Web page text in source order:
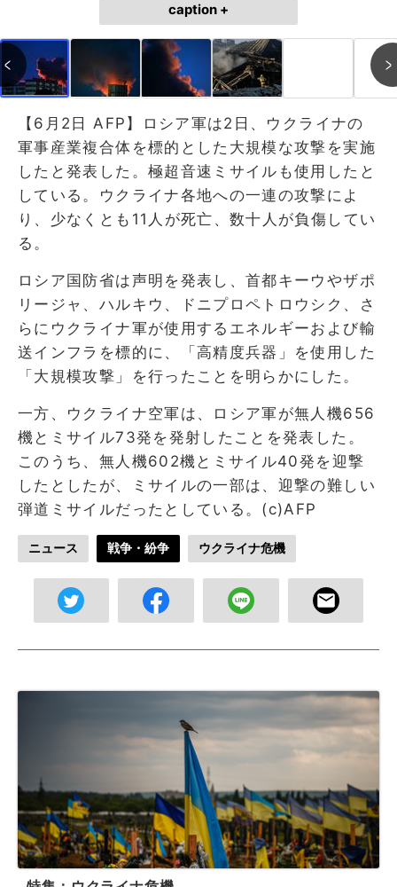
caption +
【6月2日 AFP】ロシア軍は2日、ウクライナの
軍事産業複合体を標的とした大規模な攻撃を実施
したと発表した。極超音速ミサイルも使用したと
している。ウクライナ各地への一連の攻撃によ
り、少なくとも11人が死亡、数十人が負傷してい
る。
ロシア国防省は声明を発表し、首都キーウやザポ
リージャ、ハルキウ、ドニプロペトロウシク、さ
らにウクライナ軍が使用するエネルギーおよび輸
送インフラを標的に、「高精度兵器」を使用した
「大規模攻撃」を行ったことを明らかにした。
一方、ウクライナ空軍は、ロシア軍が無人機656
機とミサイル73発を発射したことを発表した。
このうち、無人機602機とミサイル40発を迎撃
したとしたが、ミサイルの一部は、迎撃の難しい
弾道ミサイルだったとしている。(c)AFP
ニュース 戦争・紛争 ウクライナ危機